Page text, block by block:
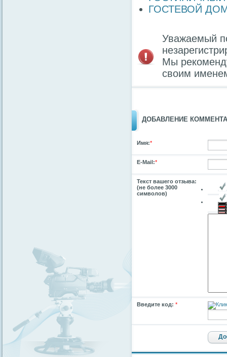
ГОСТЕВОЙ
Уважаемый
Мы
своим
ДОБАВЛЕНИЕ
Имя:*
E-Mail:*
Текст вашего отзыва:
(не более 3000
символов)
Введите код: *